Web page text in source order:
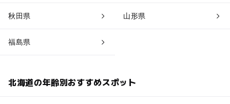
秋田県 山形県
福島県
北海道の年齢別おすすめスポット